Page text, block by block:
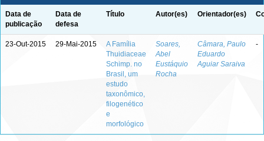
Data de
publicação
Data de
defesa
Título Autor(es) Orientador(es)
23-Out-2015 29-Mai-2015
A Família
Thuidiaceae
Schimp. no
Brasil, um
estudo
taxonômico,
filogenético
e
morfológico
Soares,
Abel
Eustáquio
Rocha
Câmara, Paulo
Eduardo
Aguiar Saraiva
-